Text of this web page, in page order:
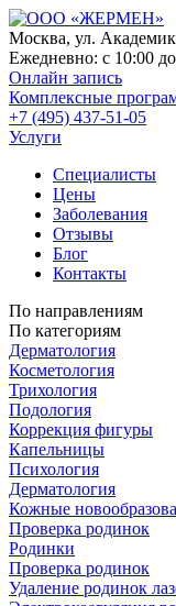
Москва, ул.
Ежедневно: с 10:00
Онлайн запись
Комплексные
+7 (495) 437-51-05
Услуги
Специалисты
Цены
Заболевания
Отзывы
Блог
Контакты
По направлениям
По категориям
Дерматология
Косметология
Трихология
Подология
Коррекция фигуры
Капельницы
Психология
Дерматология
Кожные
Проверка родинок
Родинки
Проверка родинок
Удаление родинок